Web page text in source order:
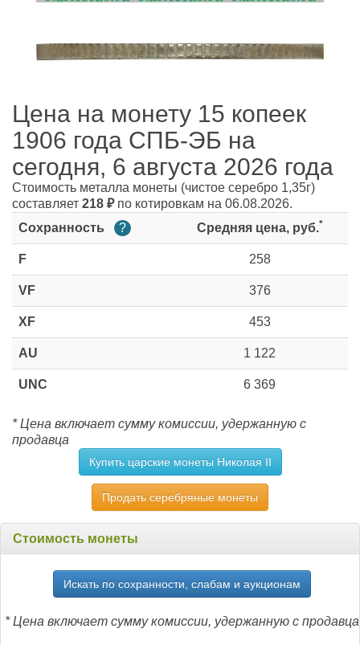
Цена на монету 15 копеек
1906 года СПБ-ЭБ на
сегодня, 6 августа 2026 года
Стоимость металла монеты (чистое серебро 1,35г)
составляет 218 ₽по котировкам на 06.08.2026.
Сохранность
? Средняя цена, руб.*
F 258
VF 376
XF 453
AU 1 122
UNC 6 369
* Цена включает сумму комиссии, удержанную с
продавца
Купить царские монеты Николая II
Продать серебряные монеты
Стоимость монеты
Искать по сохранности, слабам и аукционам
* Цена включает сумму комиссии, удержанную с продавца